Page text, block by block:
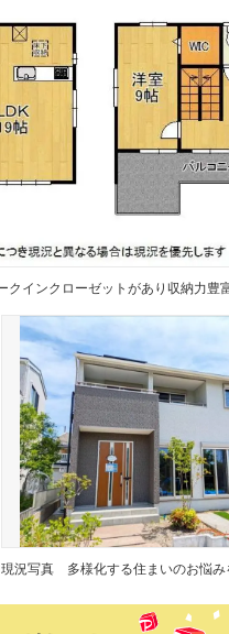
現況写真